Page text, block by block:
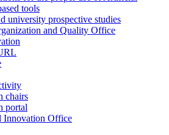
tools
university prospective studies
and Quality Office
chairs
portal
Innovation Office